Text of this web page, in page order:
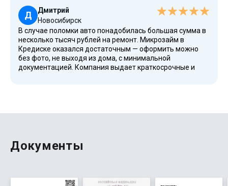
сайте. Все одобрено, условия выгодные, можно
погасить досрочно, что удобно для бюджета.
Д
Дмитрий
Новосибирск
В случае поломки авто понадобилась большая сумма в
несколько тысяч рублей на ремонт. Микрозайм в
Кредиске оказался достаточным — оформить можно
без фото, не выходя из дома, с минимальной
документацией. Компания выдает краткосрочные и
переводом. Это сервис, которому доверяю с первого
Документы